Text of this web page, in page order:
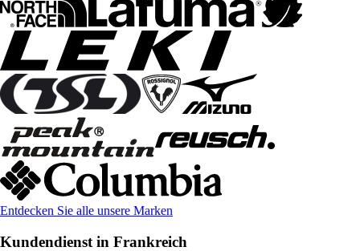
Entdecken Sie alle unsere Marken
Kundendienst in Frankreich